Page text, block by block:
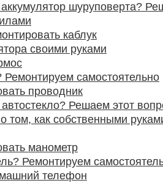
шуруповерта?
каблук
своими руками
самостоятельно
проводник
Решаем этот
том, как собственными
манометр
Ремонтируем
телефон